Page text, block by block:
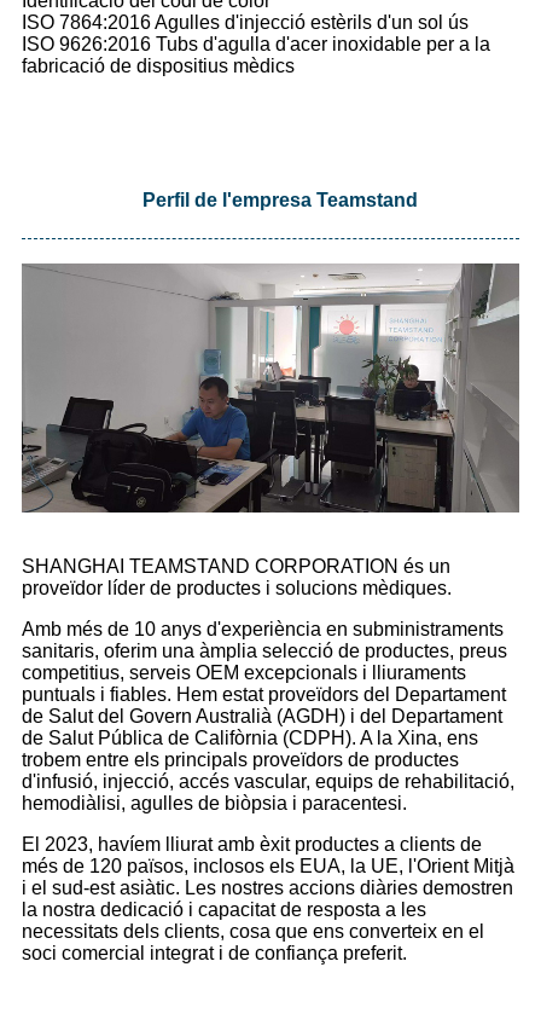
ISO 7864:2016 Agulles d'injecció estèrils d'un sol ús
ISO 9626:2016 Tubs d'agulla d'acer inoxidable per a la
fabricació de dispositius mèdics
Perfil de l'empresa Teamstand
SHANGHAI TEAMSTAND CORPORATION és un
proveïdor líder de productes i solucions mèdiques.
Amb més de 10 anys d'experiència en subministraments
sanitaris, oferim una àmplia selecció de productes, preus
competitius, serveis OEM excepcionals i lliuraments
puntuals i fiables. Hem estat proveïdors del Departament
de Salut del Govern Australià (AGDH) i del Departament
de Salut Pública de Califòrnia (CDPH). A la Xina, ens
trobem entre els principals proveïdors de productes
d'infusió, injecció, accés vascular, equips de rehabilitació,
hemodiàlisi, agulles de biòpsia i paracentesi.
El 2023, havíem lliurat amb èxit productes a clients de
més de 120 països, inclosos els EUA, la UE, l'Orient Mitjà
i el sud-est asiàtic. Les nostres accions diàries demostren
la nostra dedicació i capacitat de resposta a les
necessitats dels clients, cosa que ens converteix en el
soci comercial integrat i de confiança preferit.